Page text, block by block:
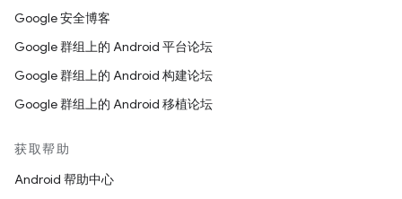
Google 安全博客
Google 群组上的 Android 平台论坛
Google 群组上的 Android 构建论坛
Google 群组上的 Android 移植论坛
获取帮助
Android 帮助中心